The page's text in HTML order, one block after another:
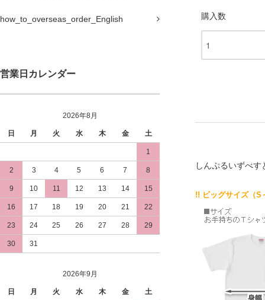
how_to_overseas_order_English
営業日カレンダー
2026年8月
日 月 火 水 木 金 土
1
2 3 4 5 6 7 8
9 10 11 12 13 14 15
16 17 18 19 20 21 22
23 24 25 26 27 28 29
30 31
2026年9月
日 月 火 水 木 金 土
購入数
しんぷるいずべ
!! ビッグサイズ（S